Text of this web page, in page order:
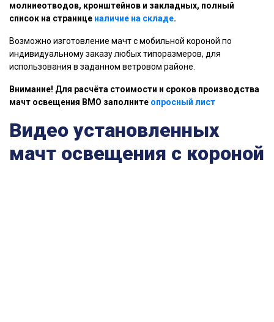
молниеотводов, кронштейнов и закладных, полный
список на странице наличие на складе.
Возможно изготовление мачт с мобильной короной по
индивидуальному заказу любых типоразмеров, для
использования в заданном ветровом районе.
Внимание! Для расчёта стоимости и сроков производства
мачт освещения ВМО заполните опросный лист
Видео установленных
мачт освещения с короной